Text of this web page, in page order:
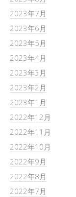
2023年7月
2023年6月
2023年5月
2023年4月
2023年3月
2023年2月
2023年1月
2022年12月
2022年11月
2022年10月
2022年9月
2022年8月
2022年7月